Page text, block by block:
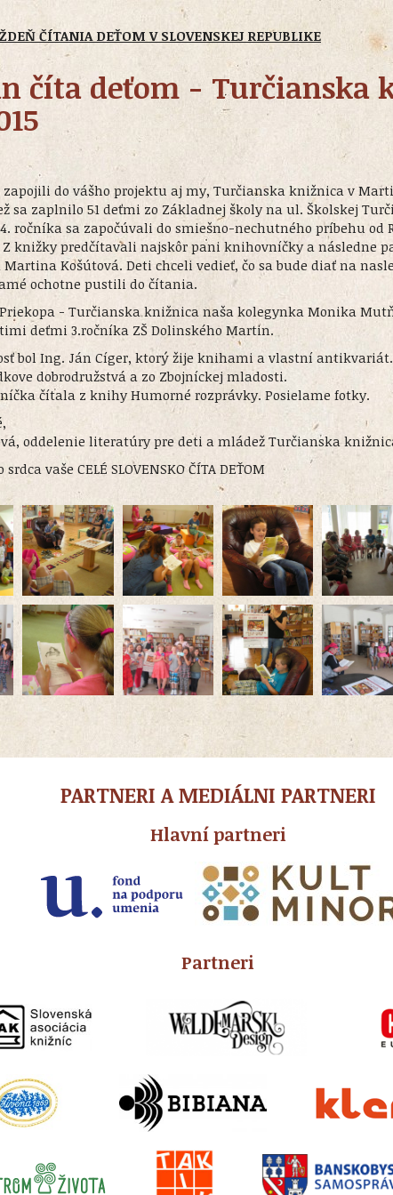
ČÍTANIA DEŤOM V SLOVENSKEJ REPUBLIKE
číta deťom - Turčianska
zapojili do vášho projektu aj my, Turčianska knižnica v
sa zaplnilo 51 deťmi zo Základnej školy na ul. Školskej
4. ročníka sa započúvali do smiešno-nechutného príbehu od
Z knižky predčítavali najskôr pani knihovníčky a následne
Martina Košútová. Deti chceli vedieť, čo sa bude diať na
ochotne pustili do čítania.
- Turčianska knižnica naša kolegynka Monika
timi deťmi 3.ročníka ZŠ Dolinského Martin.
bol Ing. Ján Cíger, ktorý žije knihami a vlastní
dobrodružstvá a zo Zbojníckej mladosti.
čítala z knihy Humorné rozprávky. Posielame fotky.
oddelenie literatúry pre deti a mládež Turčianska
vaše CELÉ SLOVENSKO ČÍTA DEŤOM
PARTNERI A MEDIÁLNI PARTNERI
Hlavní partneri
Partneri